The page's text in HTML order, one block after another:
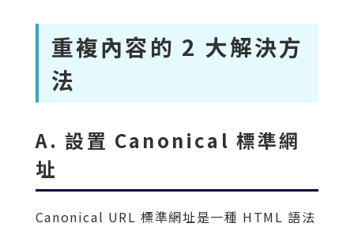
重複內容的 2 大解決方
法
A. 設置 Canonical 標準網
址
Canonical URL 標準網址是一種 HTML 語法